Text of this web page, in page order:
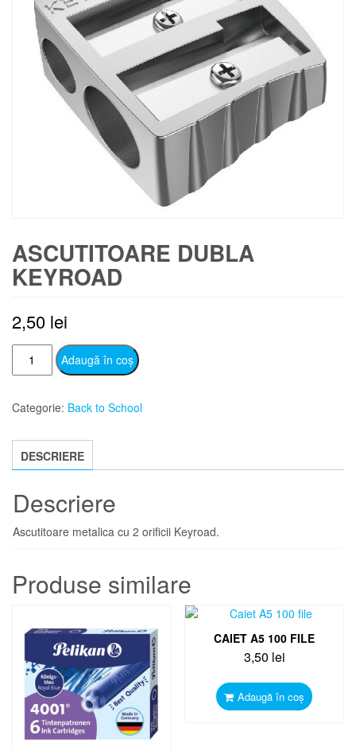
ASCUTITOARE DUBLA
KEYROAD
2,50 lei
Cantitate
Ascutitoare
Keyroad
Adaugă în coș
Categorie: Back to School
DESCRIERE
Descriere
Ascutitoare metalica cu 2 orificii Keyroad.
Produse similare
CAIET A5 100 FILE
3,50 lei
Adaugă în coș